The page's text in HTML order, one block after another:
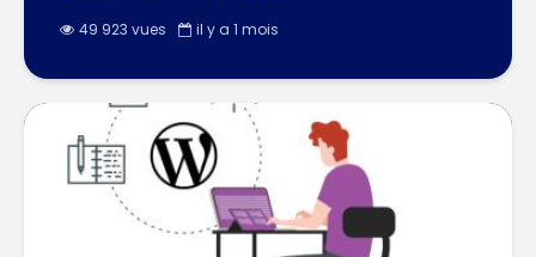
49 923 vues il y a 1 mois